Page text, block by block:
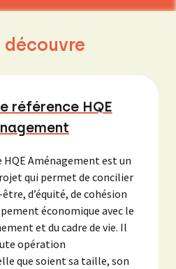
découvre
référence HQE
HQE Aménagement est un
qui permet de concilier
d’équité, de cohésion
économique avec le
et du cadre de vie. Il
opération
que soient sa taille, son